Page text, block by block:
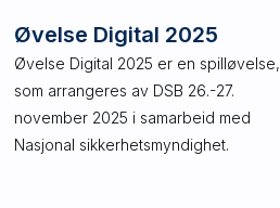
Øvelse Digital 2025
Øvelse Digital 2025 er en spilløvelse,
som arrangeres av DSB 26.-27.
november 2025 i samarbeid med
Nasjonal sikkerhetsmyndighet.